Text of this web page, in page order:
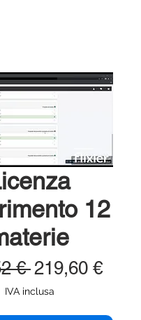
12
€ Prezzo
regolare
219,60 €
IVA inclusa